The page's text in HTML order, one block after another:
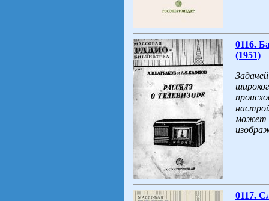
0116.
(1951)
может
0117.